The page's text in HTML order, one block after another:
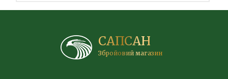
САПСАН
Збройовий магазин